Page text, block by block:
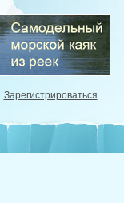
Зарегистрироваться